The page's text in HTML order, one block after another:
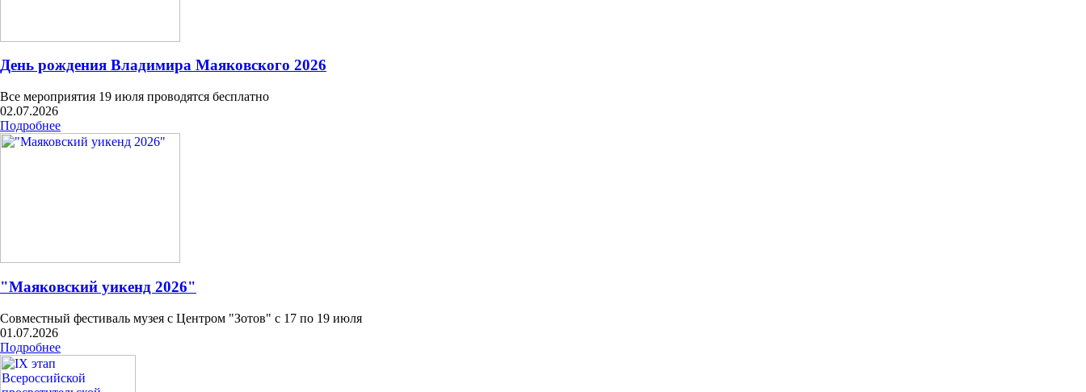
День рождения Владимира Маяковского 2026
Все мероприятия 19 июля проводятся бесплатно
02.07.2026
Подробнее
"Маяковский уикенд 2026"
Совместный фестиваль музея с Центром "Зотов" с 17 по 19 июля
01.07.2026
Подробнее